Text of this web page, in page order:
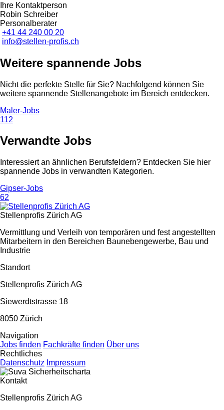
Ihre Kontaktperson
Robin Schreiber
Personalberater
+41 44 240 00 20
info@stellen-profis.ch
Weitere spannende Jobs
Nicht die perfekte Stelle für Sie? Nachfolgend können Sie
weitere spannende Stellenangebote im Bereich entdecken.
Maler-Jobs
112
Verwandte Jobs
Interessiert an ähnlichen Berufsfeldern? Entdecken Sie hier
spannende Jobs in verwandten Kategorien.
Gipser-Jobs
62
Stellenprofis Zürich AG
Vermittlung und Verleih von temporären und fest angestellten
Mitarbeitern in den Bereichen Baunebengewerbe, Bau und
Industrie
Standort
Stellenprofis Zürich AG
Siewerdtstrasse 18
8050 Zürich
Navigation
Jobs finden Fachkräfte finden Über uns
Rechtliches
Datenschutz Impressum
Kontakt
Stellenprofis Zürich AG